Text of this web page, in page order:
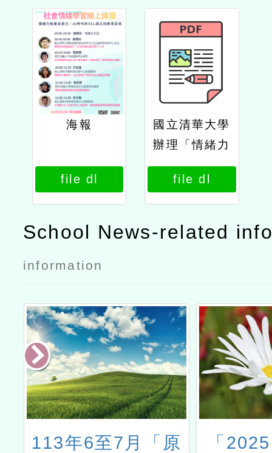
海報
file dl
國立清華大學
辦理「情緒力
就是未來力：
ai時代的sel
與正向教育革
命」線上論壇
file dl
School News-related
information
113年6至7月「原
「